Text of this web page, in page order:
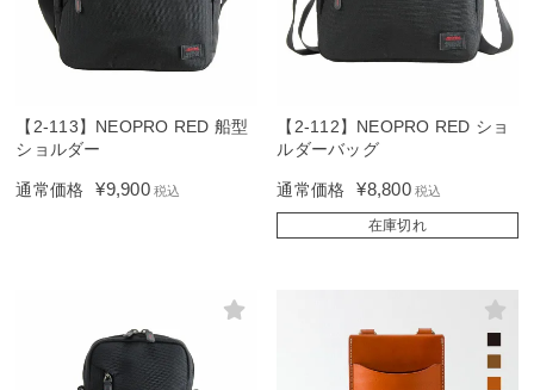
【2-113】NEOPRO RED 船型
ショルダー
通常価格 ¥9,900 税込
【2-112】NEOPRO RED ショ
ルダーバッグ
通常価格 ¥8,800 税込
在庫切れ